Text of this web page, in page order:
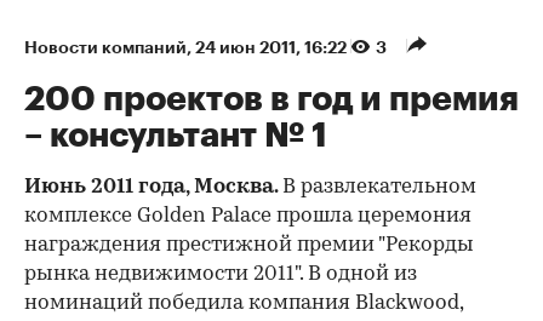
Новости компаний⁠, 24 июн 2011, 16:22 3
200 проектов в год и премия
– консультант № 1
Июнь 2011 года, Москва. В развлекательном
комплексе Golden Palace прошла церемония
награждения престижной премии "Рекорды
рынка недвижимости 2011". В одной из
номинаций победила компания Blackwood,